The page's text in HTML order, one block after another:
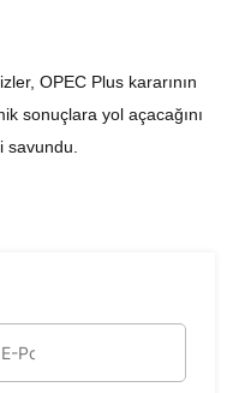
OPEC Plus kararının
sonuçlara yol açacağını